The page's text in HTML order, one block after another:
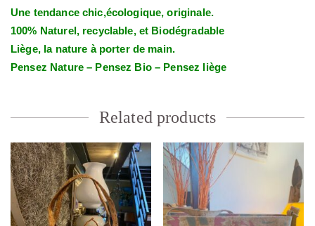
Une tendance chic,écologique, originale.
100% Naturel, recyclable, et Biodégradable
Liège, la nature à porter de main.
Pensez Nature – Pensez Bio – Pensez liège
Related products